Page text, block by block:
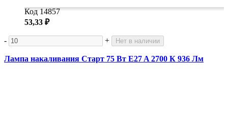
Код 14857
53,33 ₽
- + Нет в наличии
Лампа накаливания Старт 75 Вт E27 A 2700 К 936 Лм